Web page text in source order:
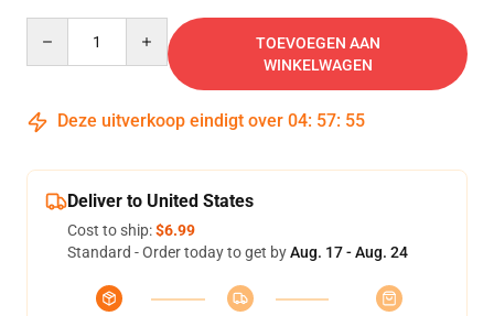
TOEVOEGEN AAN
WINKELWAGEN
Deze uitverkoop eindigt over 04: 57: 54
Deliver to United States
Cost to ship:$6.99
Standard - Order today to get byAug. 17 - Aug. 24